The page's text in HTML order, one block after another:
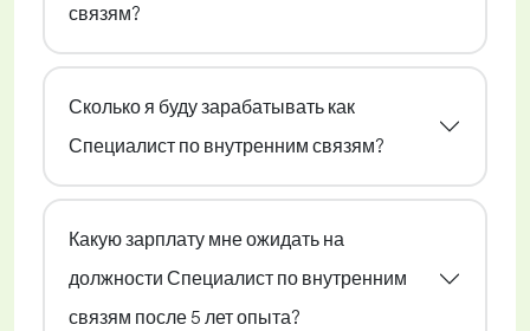
связям?
Сколько я буду зарабатывать как
Специалист по внутренним связям?
Какую зарплату мне ожидать на
должности Специалист по внутренним
связям после 5 лет опыта?